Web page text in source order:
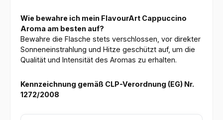
Wie bewahre ich mein FlavourArt Cappuccino
Aroma am besten auf?
Bewahre die Flasche stets verschlossen, vor direkter
Sonneneinstrahlung und Hitze geschützt auf, um die
Qualität und Intensität des Aromas zu erhalten.
Kennzeichnung gemäß CLP-Verordnung (EG) Nr.
1272/2008